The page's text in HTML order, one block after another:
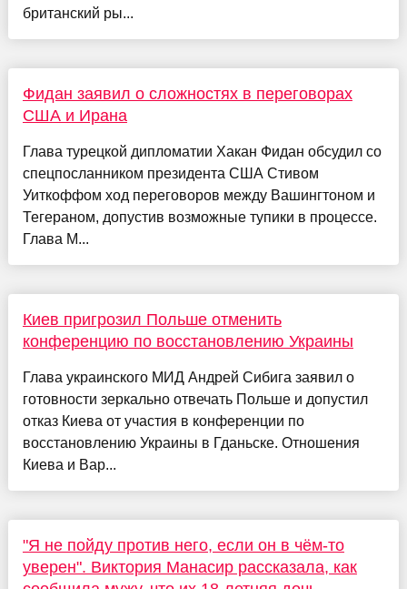
британский ры...
Фидан заявил о сложностях в переговорах
США и Ирана
Глава турецкой дипломатии Хакан Фидан обсудил со
спецпосланником президента США Стивом
Уиткоффом ход переговоров между Вашингтоном и
Тегераном, допустив возможные тупики в процессе.
Глава М...
Киев пригрозил Польше отменить
конференцию по восстановлению Украины
Глава украинского МИД Андрей Сибига заявил о
готовности зеркально отвечать Польше и допустил
отказ Киева от участия в конференции по
восстановлению Украины в Гданьске. Отношения
Киева и Вар...
"Я не пойду против него, если он в чём-то
уверен". Виктория Манасир рассказала, как